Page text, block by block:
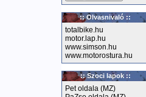
:: Olvasnivaló ::
totalbike.hu
motor.lap.hu
www.simson.hu
www.motorostura.hu
:: Szoci lapok ::
Pet oldala (MZ)